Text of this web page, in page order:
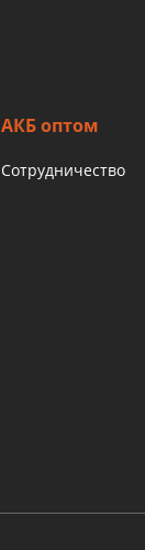
АКБ оптом
Сотрудничество